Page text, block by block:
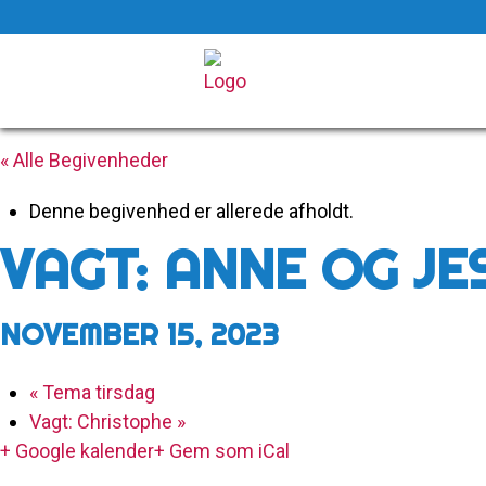
to
content
« Alle Begivenheder
Denne begivenhed er allerede afholdt.
VAGT: ANNE OG
NOVEMBER 15, 2023
«Tema tirsdag
Vagt: Christophe »
+ Google kalender+ Gem som iCal